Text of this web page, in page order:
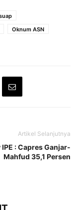
Oknum ASN
Artikel Selanjutnya
: Capres Ganjar-
Mahfud 35,1 Persen